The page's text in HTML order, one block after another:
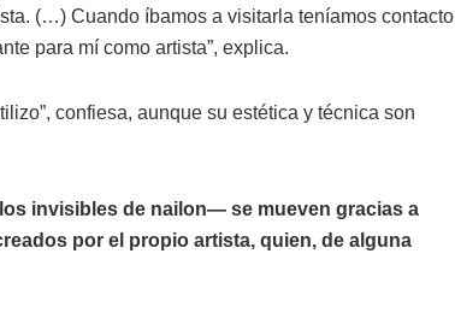
(…) Cuando íbamos a visitarla teníamos contacto
para mí como artista”, explica.
confiesa, aunque su estética y técnica son
invisibles de nailon— se mueven gracias a
por el propio artista, quien, de alguna